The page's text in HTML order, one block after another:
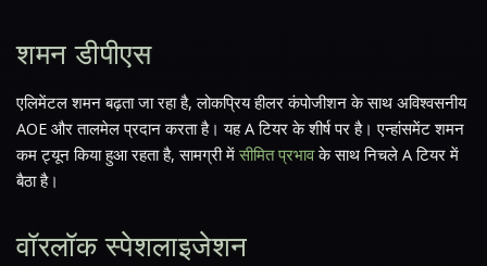
शमन डीपीएस
एलिमेंटल शमन बढ़ता जा रहा है, लोकप्रिय हीलर कंपोजीशन के साथ अविश्वसनीय
AOE और तालमेल प्रदान करता है। यह A टियर के शीर्ष पर है। एन्हांसमेंट शमन
कम ट्यून किया हुआ रहता है, सामग्री मेंसीमित प्रभावके साथ निचले A टियर में
बैठा है।
वॉरलॉक स्पेशलाइजेशन